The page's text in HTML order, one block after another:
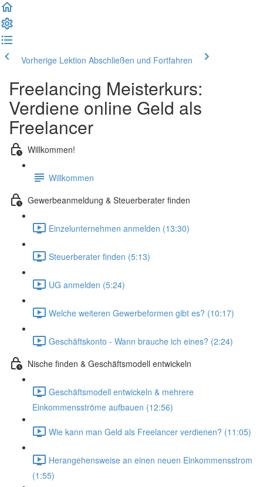
Vorherige Lektion Abschließen und Fortfahren
Freelancing Meisterkurs:
Verdiene online Geld als
Freelancer
Willkommen!
Willkommen
Gewerbeanmeldung & Steuerberater finden
Einzelunternehmen anmelden (13:30)
Steuerberater finden (5:13)
UG anmelden (5:24)
Welche weiteren Gewerbeformen gibt es? (10:17)
Geschäftskonto - Wann brauche ich eines? (2:24)
Nische finden & Geschäftsmodell entwickeln
Geschäftsmodell entwickeln & mehrere
Einkommensströme aufbauen (12:56)
Wie kann man Geld als Freelancer verdienen? (11:05)
Herangehensweise an einen neuen Einkommensstrom
(1:55)